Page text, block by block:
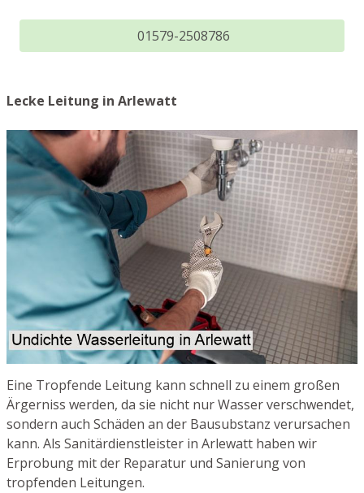
01579-2508786
Lecke Leitung in Arlewatt
Eine Tropfende Leitung kann schnell zu einem großen
Ärgerniss werden, da sie nicht nur Wasser verschwendet,
sondern auch Schäden an der Bausubstanz verursachen
kann. Als Sanitärdienstleister in Arlewatt haben wir
Erprobung mit der Reparatur und Sanierung von
tropfenden Leitungen.